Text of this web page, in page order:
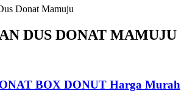
Donat Mamuju
DUS DONAT MAMUJU
BOX DONUT Harga Murah